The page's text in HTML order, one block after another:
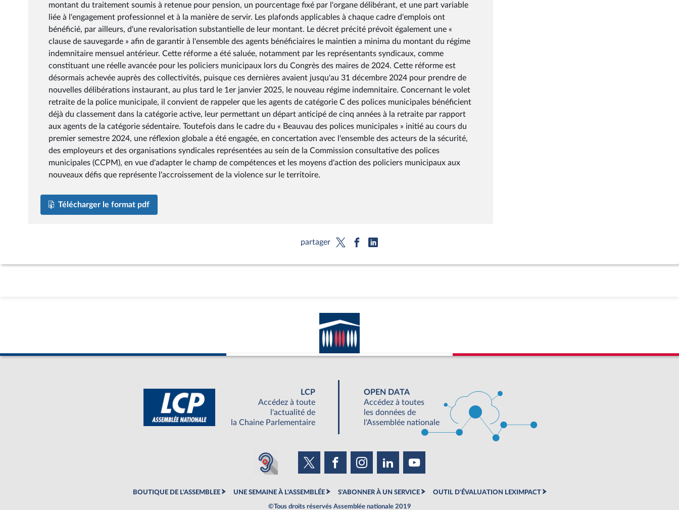
montant du traitement soumis à retenue pour pension, un pourcentage fixé par l'organe délibérant, et une part variable
liée à l'engagement professionnel et à la manière de servir. Les plafonds applicables à chaque cadre d'emplois ont
bénéficié, par ailleurs, d'une revalorisation substantielle de leur montant. Le décret précité prévoit également une «
clause de sauvegarde » afin de garantir à l'ensemble des agents bénéficiaires le maintien a minima du montant du régime
indemnitaire mensuel antérieur. Cette réforme a été saluée, notamment par les représentants syndicaux, comme
constituant une réelle avancée pour les policiers municipaux lors du Congrès des maires de 2024. Cette réforme est
désormais achevée auprès des collectivités, puisque ces dernières avaient jusqu'au 31 décembre 2024 pour prendre de
nouvelles délibérations instaurant, au plus tard le 1er janvier 2025, le nouveau régime indemnitaire. Concernant le volet
retraite de la police municipale, il convient de rappeler que les agents de catégorie C des polices municipales bénéficient
déjà du classement dans la catégorie active, leur permettant un départ anticipé de cinq années à la retraite par rapport
aux agents de la catégorie sédentaire. Toutefois dans le cadre du « Beauvau des polices municipales » initié au cours du
premier semestre 2024, une réflexion globale a été engagée, en concertation avec l'ensemble des acteurs de la sécurité,
des employeurs et des organisations syndicales représentées au sein de la Commission consultative des polices
municipales (CCPM), en vue d'adapter le champ de compétences et les moyens d'action des policiers municipaux aux
nouveaux défis que représente l'accroissement de la violence sur le territoire.
Télécharger le format pdf
partager
LCP
Accédez à toute
l'actualité de
la Chaine Parlementaire
OPEN DATA
Accédez à toutes
les données de
l'Assemblée nationale
BOUTIQUE DE L'ASSEMBLEE UNE SEMAINE À L'ASSEMBLÉE S'ABONNER À UN SERVICE OUTIL D'ÉVALUATION LEXIMPACT
©Tous droits réservés Assemblée nationale 2019